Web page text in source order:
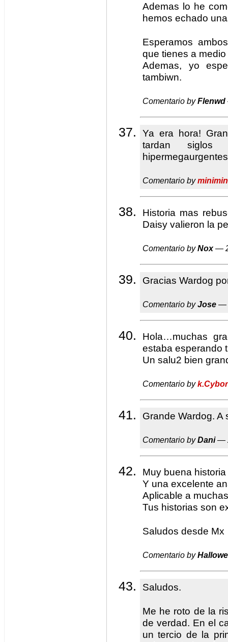
Ademas lo he
hemos echado
Esperamos
que tienes a medio
Ademas, yo
tambiwn.
Comentario byFlenwd
Ya era hora!
tardan
Comentario by
Historia mas
Daisy valieron la
Comentario byNox— 2
Gracias Wardog
Comentario byJose —
Hola…muchas
estaba esperando
Un salu2 bien
Comentario by
Grande Wardog. A
Comentario byDani—
Muy buena historia
Y una excelente
Aplicable a
Tus historias son
Saludos desde Mx
Comentario by
Saludos.
Me he roto de la
de verdad. En el
un tercio de la